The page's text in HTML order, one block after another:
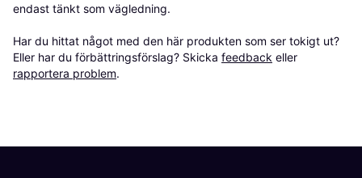
endast tänkt som vägledning.
Har du hittat något med den här produkten som ser tokigt ut?
Eller har du förbättringsförslag? Skicka feedback eller
rapportera problem.